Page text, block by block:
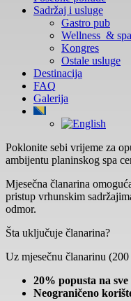
Sadržaj i usluge
Gastro pub
Wellness & spa
Kongres
Ostale usluge
Destinacija
FAQ
Galerija
Poklonite sebi vrijeme za
ambijentu planinskog spa
Mjesečna članarina
pristup vrhunskim
odmor.
Šta uključuje članarina?
Uz mjesečnu članarinu
20% popusta na sve
Neograničeno